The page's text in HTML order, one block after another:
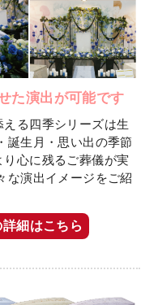
た演出が可能です
る四季シリーズは生
誕生月・思い出の季節
心に残るご葬儀が実
な演出イメージをご紹
細はこちら